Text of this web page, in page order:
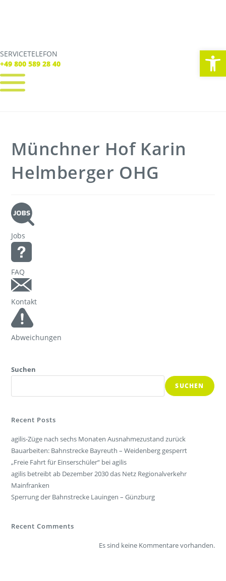
SERVICETELEFON
+49 800 589 28 40
SERVICE TELEFON
+49 800 589 28 40
Tickets
Freizeit
Unternehmen
Münchner Hof Karin
Helmberger OHG
Jobs
FAQ
Kontakt
Abweichungen
Suchen
SUCHEN
Recent Posts
agilis-Züge nach sechs Monaten Ausnahmezustand zurück
Bauarbeiten: Bahnstrecke Bayreuth – Weidenberg gesperrt
„Freie Fahrt für Einserschüler“ bei agilis
agilis betreibt ab Dezember 2030 das Netz Regionalverkehr
Mainfranken
Sperrung der Bahnstrecke Lauingen – Günzburg
Recent Comments
Es sind keine Kommentare vorhanden.